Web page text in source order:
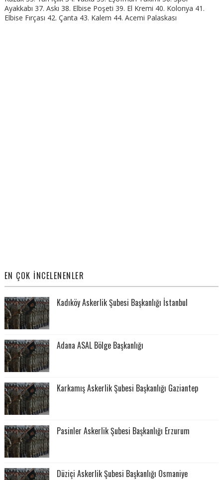
Ayakkabı 37. Askı 38. Elbise Poşeti 39. El Kremi 40. Kolonya 41.
Elbise Fırçası 42. Çanta 43. Kalem 44. Acemi Palaskası
EN ÇOK İNCELENENLER
Kadıköy Askerlik Şubesi Başkanlığı İstanbul
Adana ASAL Bölge Başkanlığı
Karkamış Askerlik Şubesi Başkanlığı Gaziantep
Pasinler Askerlik Şubesi Başkanlığı Erzurum
Düziçi Askerlik Şubesi Başkanlığı Osmaniye